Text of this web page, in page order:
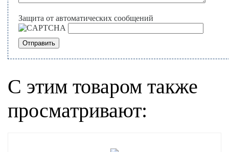
Защита от автоматических сообщений
С этим товаром также
просматривают: